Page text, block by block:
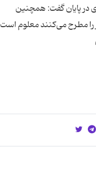
در پایان گفت: همچنین
را مطرح می‌کنند معلوم است